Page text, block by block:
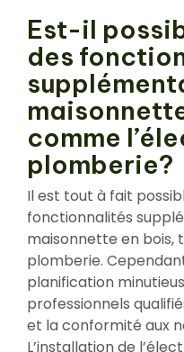
Est-il
des
comme
plomberie?
Il est tout à fait
fonctionnalités
maisonnette en bois,
plomberie.
planification
professionnels
et la conformité aux
L’installation de